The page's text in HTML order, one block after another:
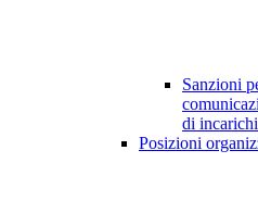
Sanzioni
di
Posizioni